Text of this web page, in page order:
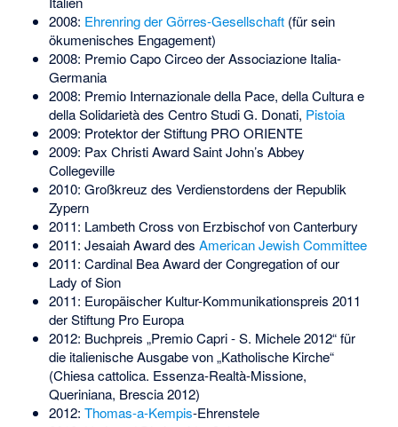
2008: Ehrenring der Görres-Gesellschaft(für sein
ökumenisches Engagement)
2008: Premio Capo Circeo der Associazione Italia-
Germania
2008: Premio Internazionale della Pace, della Cultura e
della Solidarietà des Centro Studi G. Donati, Pistoia
2009: Protektor der Stiftung PRO ORIENTE
2009: Pax Christi Award Saint John’s Abbey
Collegeville
2010: Großkreuz des Verdienstordens der Republik
Zypern
2011: Lambeth Cross von Erzbischof von Canterbury
2011: Jesaiah Award des American Jewish Committee
2011: Cardinal Bea Award der Congregation of our
Lady of Sion
2011: Europäischer Kultur-Kommunikationspreis 2011
der Stiftung Pro Europa
2012: Buchpreis „Premio Capri - S. Michele 2012“ für
die italienische Ausgabe von „Katholische Kirche“
(Chiesa cattolica. Essenza-Realtà-Missione,
Queriniana, Brescia 2012)
2012: Thomas-a-Kempis-Ehrenstele